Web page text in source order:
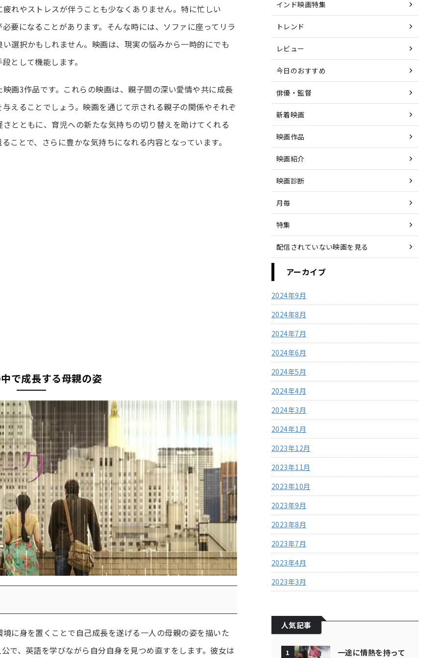
れやストレスが伴うことも少なくありません。特に忙しい
要になることがあります。そんな時には、ソファに座ってリラ
選択かもしれません。映画は、現実の悩みから一時的にでも
として機能します。
画3作品です。これらの映画は、親子間の深い愛情や共に成長
えることでしょう。映画を通じて示される親子の関係やそれぞ
とともに、育児への新たな気持ちの切り替えを助けてくれる
ことで、さらに豊かな気持ちになれる内容となっています。
で成長する母親の姿
に身を置くことで自己成長を遂げる一人の母親の姿を描いた
で、英語を学びながら自分自身を見つめ直すをします。彼女は
インド映画特集
トレンド
レビュー
今日のおすすめ
俳優・監督
新着映画
映画作品
映画紹介
映画診断
月毎
特集
配信されていない映画を見る
アーカイブ
2024年9月
2024年8月
2024年7月
2024年6月
2024年5月
2024年4月
2024年3月
2024年1月
2023年12月
2023年11月
2023年10月
2023年9月
2023年8月
2023年7月
2023年4月
2023年3月
人気記事
1 一途に情熱を持って